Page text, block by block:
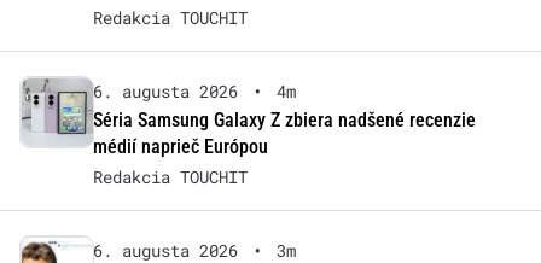
Redakcia TOUCHIT
6. augusta 2026 •
4m
Séria Samsung Galaxy Z zbiera nadšené recenzie
médií naprieč Európou
Redakcia TOUCHIT
6. augusta 2026 •
3m